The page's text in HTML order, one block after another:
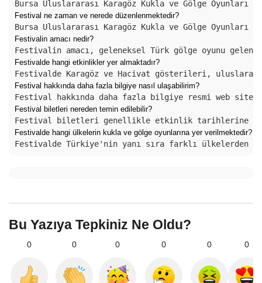
Bursa Uluslararası Karagöz Kukla ve Gölge
Festival ne zaman ve nerede düzenlenmektedir?
Bursa Uluslararası Karagöz Kukla ve Gölge
Festivalin amacı nedir?
Festivalin amacı, geleneksel Türk gölge oyunu
Festivalde hangi etkinlikler yer almaktadır?
Festivalde Karagöz ve Hacivat gösterileri,
Festival hakkında daha fazla bilgiye nasıl ulaşabilirim?
Festival hakkında daha fazla bilgiye resmi web
Festival biletleri nereden temin edilebilir?
Festival biletleri genellikle etkinlik tarihlerine
Festivalde hangi ülkelerin kukla ve gölge oyunlarına yer verilmektedir?
Festivalde Türkiye'nin yanı sıra farklı ülkelerden
Bu Yazıya Tepkiniz Ne Oldu?
0 0 0 0 0 0